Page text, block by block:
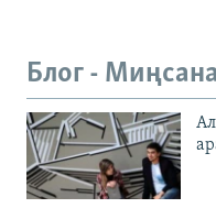
Блог -